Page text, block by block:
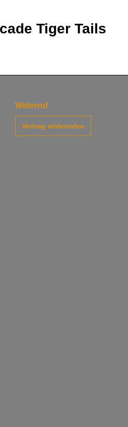
Tiger Tails
Widerruf
Vertrag widerrufen